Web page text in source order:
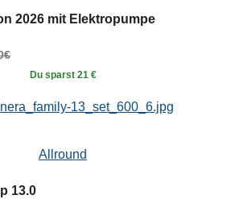
2026 mit Elektropumpe
€
Du sparst 21 €
Allround
13.0